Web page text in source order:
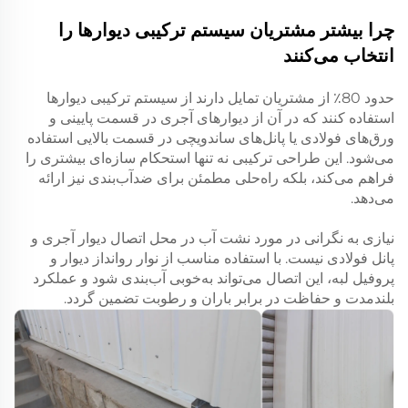
چرا بیشتر مشتریان سیستم ترکیبی دیوارها را
انتخاب می‌کنند
حدود 80٪ از مشتریان تمایل دارند از سیستم ترکیبی دیوارها
استفاده کنند که در آن از دیوارهای آجری در قسمت پایینی و
ورق‌های فولادی یا پانل‌های ساندویچی در قسمت بالایی استفاده
می‌شود. این طراحی ترکیبی نه تنها استحکام سازه‌ای بیشتری را
فراهم می‌کند، بلکه راه‌حلی مطمئن برای ضد‌آب‌بندی نیز ارائه
می‌دهد.
نیازی به نگرانی در مورد نشت آب در محل اتصال دیوار آجری و
پانل فولادی نیست. با استفاده مناسب از نوار روانداز دیوار و
پروفیل لبه، این اتصال می‌تواند به‌خوبی آب‌بندی شود و عملکرد
بلندمدت و حفاظت در برابر باران و رطوبت تضمین گردد.